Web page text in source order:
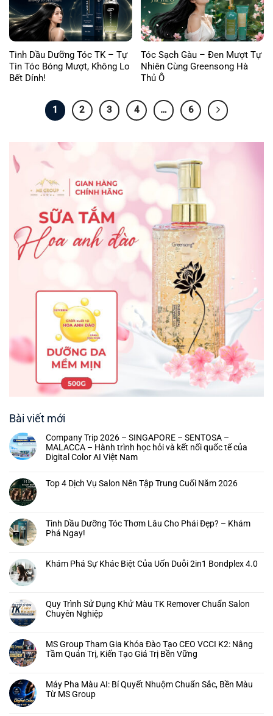
Tinh Dầu Dưỡng Tóc TK – Tự
Tin Tóc Bóng Mượt, Không Lo
Bết Dính!
Tóc Sạch Gàu – Đen Mượt Tự
Nhiên Cùng Greensong Hà
Thủ Ô
1 2 3 4 … 6
Bài viết mới
Company Trip 2026 – SINGAPORE – SENTOSA –
MALACCA – Hành trình học hỏi và kết nối quốc tế của
Digital Color AI Việt Nam
Top 4 Dịch Vụ Salon Nên Tập Trung Cuối Năm 2026
Tinh Dầu Dưỡng Tóc Thơm Lâu Cho Phái Đẹp? – Khám
Phá Ngay!
Khám Phá Sự Khác Biệt Của Uốn Duỗi 2in1 Bondplex 4.0
Quy Trình Sử Dụng Khử Màu TK Remover Chuẩn Salon
Chuyên Nghiệp
MS Group Tham Gia Khóa Đào Tạo CEO VCCI K2: Nâng
Tầm Quản Trị, Kiến Tạo Giá Trị Bền Vững
Máy Pha Màu AI: Bí Quyết Nhuộm Chuẩn Sắc, Bền Màu
Từ MS Group